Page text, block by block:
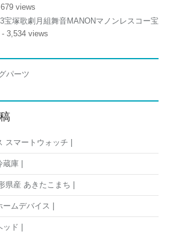
views
宝塚歌劇月組舞音MANONマノンレスコー宝
- 3,534 views
スマートウォッチ |
庫 |
県産 あきたこまち |
ムデバイス |
ド |